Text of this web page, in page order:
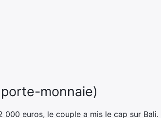
monnaie)
euros, le couple a mis le cap sur Bali.